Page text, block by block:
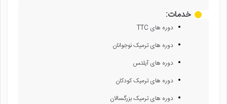
خدمات:
دوره های TTC
دوره های ترمیک نوجوانان
دوره های آیلتس
دوره های ترمیک کودکان
دوره های ترمیک بزرگسالان